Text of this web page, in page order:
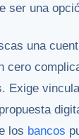
ser una
una
cero
Exige
los bancos